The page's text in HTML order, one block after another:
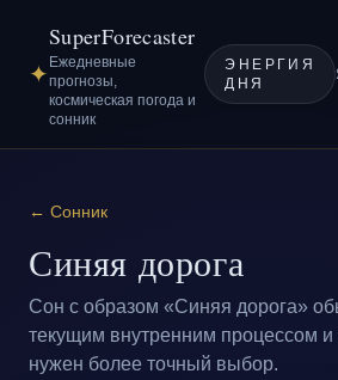
✦
SuperForecaster
Ежедневные
прогнозы,
космическая погода и
сонник
ЭНЕРГИЯ
ДНЯ
← Сонник
Синяя дорога
Сон с образом «Синяя дорога»
текущим внутренним процессом и
нужен более точный выбор.